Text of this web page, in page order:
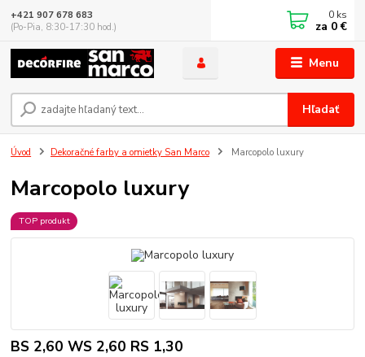
Menu
Hľadať
+421 907 678 683
(Po-Pia, 8:30-17:30 hod.)
0 ks
za 0 €
Úvod Dekoračné farby a omietky San Marco Marcopolo luxury
Marcopolo luxury
TOP produkt
BS 2,60 WS 2,60 RS 1,30